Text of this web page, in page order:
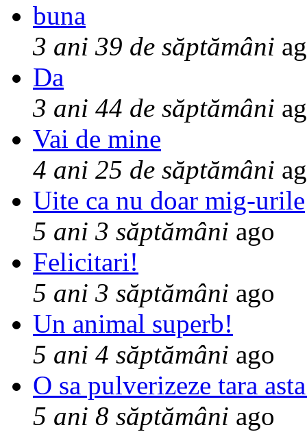
buna
3 ani 39 de săptămâni
Da
3 ani 44 de săptămâni
Vai de mine
4 ani 25 de săptămâni
Uite ca nu doar mig-urile
5 ani 3 săptămâni ago
Felicitari!
5 ani 3 săptămâni ago
Un animal superb!
5 ani 4 săptămâni ago
O sa pulverizeze tara
5 ani 8 săptămâni ago